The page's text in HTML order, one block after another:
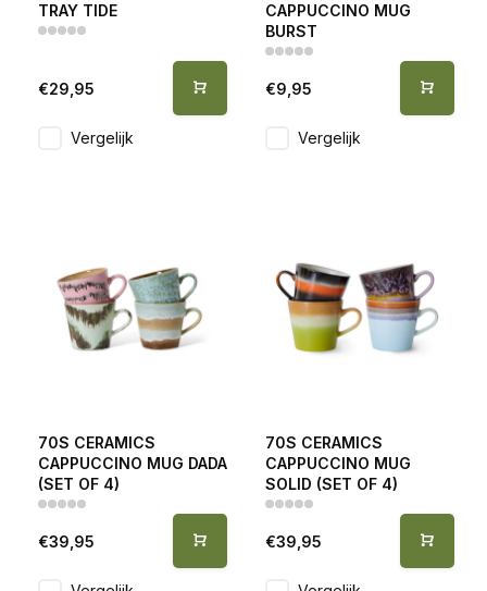
TRAY TIDE
€29,95
Vergelijk
CAPPUCCINO MUG
BURST
€9,95
Vergelijk
70S CERAMICS
CAPPUCCINO MUG DADA
(SET OF 4)
€39,95
70S CERAMICS
CAPPUCCINO MUG
SOLID (SET OF 4)
€39,95